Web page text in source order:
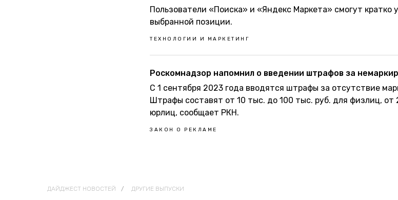
Пользователи «Поиска» и «Яндекс Маркета» смогут
выбранной позиции.
ТЕХНОЛОГИИ И МАРКЕТИНГ
Роскомнадзор напомнил о введении штрафов за
С 1 сентября 2023 года вводятся штрафы за отсутствие
Штрафы составят от 10 тыс. до 100 тыс. руб. для физлиц, от
юрлиц, сообщает РКН.
ЗАКОН О РЕКЛАМЕ
ДАЙДЖЕСТ НОВОСТЕЙ / ДРУГИЕ ВЫПУСКИ